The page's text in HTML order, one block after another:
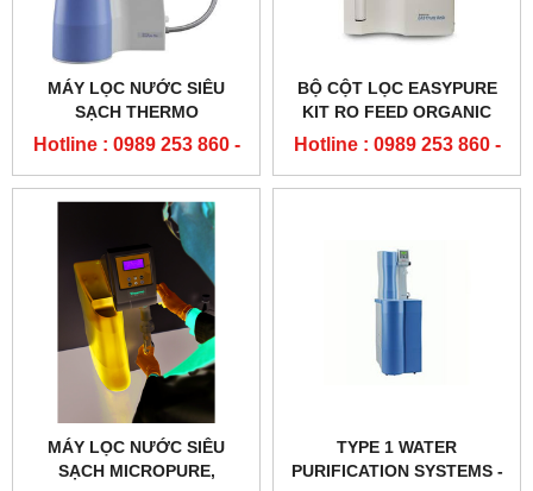
MÁY LỌC NƯỚC SIÊU
SẠCH THERMO
Hotline : 0989 253 860 -
0904 84 02 08
BỘ CỘT LỌC EASYPURE
KIT RO FEED ORGANIC
FREE D502125, D502124
Hotline : 0989 253 860 -
0904 84 02 08
MÁY LỌC NƯỚC SIÊU
SẠCH MICROPURE,
TYPE 1 WATER
PURIFICATION SYSTEMS -